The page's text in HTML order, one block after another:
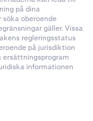
på dina
oberoende
gäller. Vissa
regleringsstatus
på jurisdiktion
informationen